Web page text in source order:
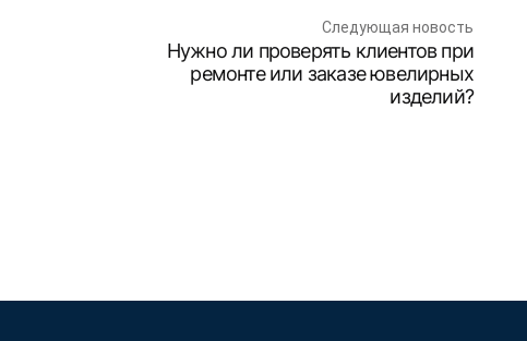
Следующая новость
Нужно ли проверять клиентов при
ремонте или заказе ювелирных
изделий?